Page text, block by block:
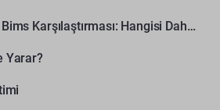
Gazbeton, Tuğla ve Bims Karşılaştırması: Hangisi Daha Avantajlı?
Yarar?